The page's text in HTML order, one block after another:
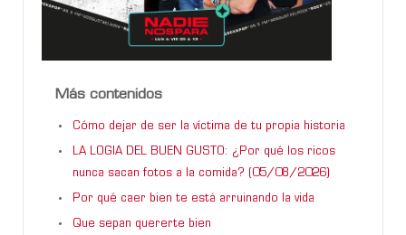
Más contenidos
Cómo dejar de ser la víctima de tu propia historia
LA LOGIA DEL BUEN GUSTO: ¿Por qué los ricos
nunca sacan fotos a la comida? (05/08/2026)
Por qué caer bien te está arruinando la vida
Que sepan quererte bien